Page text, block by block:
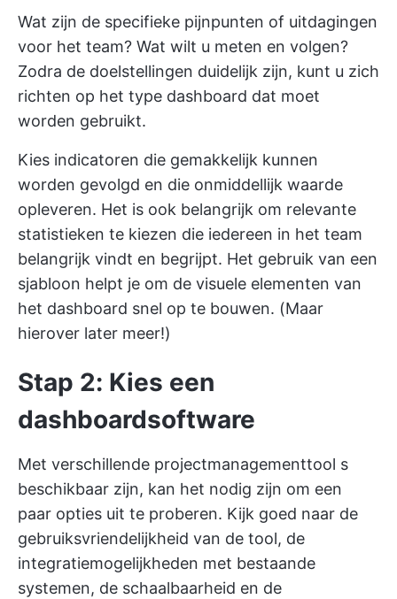
Wat zijn de specifieke pijnpunten of uitdagingen
voor het team? Wat wilt u meten en volgen?
Zodra de doelstellingen duidelijk zijn, kunt u zich
richten op het type dashboard dat moet
worden gebruikt.
Kies indicatoren die gemakkelijk kunnen
worden gevolgd en die onmiddellijk waarde
opleveren. Het is ook belangrijk om relevante
statistieken te kiezen die iedereen in het team
belangrijk vindt en begrijpt. Het gebruik van een
sjabloon helpt je om de visuele elementen van
het dashboard snel op te bouwen. (Maar
hierover later meer!)
Stap 2: Kies een
dashboardsoftware
Met verschillende projectmanagementtool s
beschikbaar zijn, kan het nodig zijn om een
paar opties uit te proberen. Kijk goed naar de
gebruiksvriendelijkheid van de tool, de
integratiemogelijkheden met bestaande
systemen, de schaalbaarheid en de